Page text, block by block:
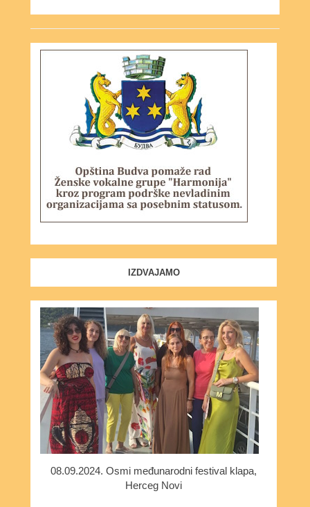
IZDVAJAMO
08.09.2024. Osmi međunarodni festival klapa,
Herceg Novi